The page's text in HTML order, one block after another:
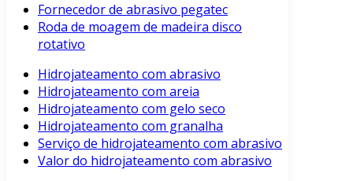
Fornecedor de abrasivo pegatec
Roda de moagem de madeira disco
rotativo
Hidrojateamento com abrasivo
Hidrojateamento com areia
Hidrojateamento com gelo seco
Hidrojateamento com granalha
Serviço de hidrojateamento com abrasivo
Valor do hidrojateamento com abrasivo